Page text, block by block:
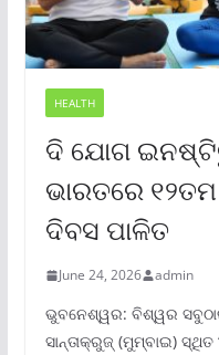
HEALTH
ଦି ଯୋଗ
ଭାରତରେ
ଦିବସ ପାଳିତ
June 24, 2026 admin
ଭୁବନେଶ୍ୱର: ବିଶ୍ୱର
ସାନ୍ତାକ୍ରୁଜ୍ (ମୁମ୍ବାଇ)